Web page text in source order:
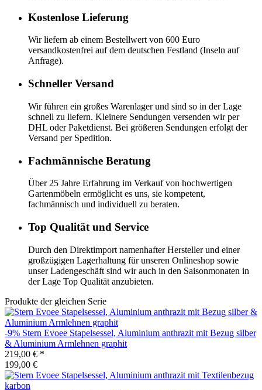
Kostenlose Lieferung
Wir liefern ab einem Bestellwert von 600 Euro
versandkostenfrei auf dem deutschen Festland (Inseln auf
Anfrage).
Schneller Versand
Wir führen ein großes Warenlager und sind so in der Lage
schnell zu liefern. Kleinere Sendungen versenden wir per
DHL oder Paketdienst. Bei größeren Sendungen erfolgt der
Versand per Spedition.
Fachmännische Beratung
Über 25 Jahre Erfahrung im Verkauf von hochwertigen
Gartenmöbeln ermöglicht es uns, sie kompetent,
fachmännisch und individuell zu beraten.
Top Qualität und Service
Durch den Direktimport namenhafter Hersteller und einer
großzügigen Lagerhaltung für unseren Onlineshop sowie
unser Ladengeschäft sind wir auch in den Saisonmonaten in
der Lage Top Qualität anzubieten.
Produkte der gleichen Serie
-9% Stern Evoee Stapelsessel, Aluminium anthrazit mit Bezug silber
& Aluminium Armlehnen graphit
219,00 € *
199,00 €